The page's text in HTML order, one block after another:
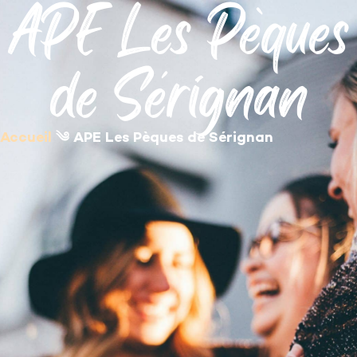
principal
APE Les Pèques
de Sérignan
Accueil ༄ APE Les Pèques de Sérignan